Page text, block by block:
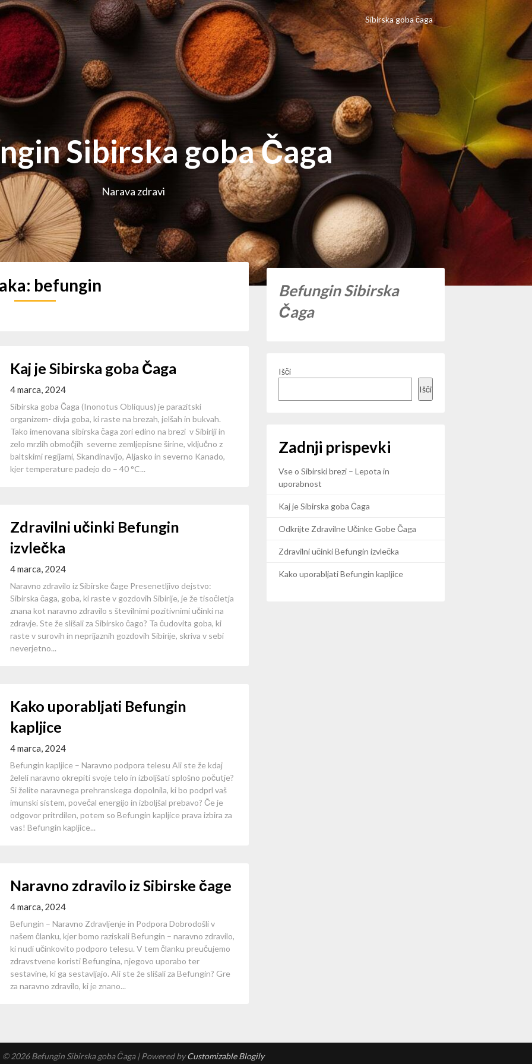
Sibirska goba čaga
Sibirska goba Čaga
Narava zdravi
befungin
Kaj je Sibirska goba Čaga
4 marca, 2024
Sibirska goba Čaga (Inonotus Obliquus) je parazitski
organizem- divja goba, ki raste na brezah, jelšah in bukvah.
Tako imenovana sibirska čaga zori edino na brezi v Sibiriji in
zelo mrzlih območjih severne zemljepisne širine, vključno z
baltskimi regijami, Skandinavijo, Aljasko in severno Kanado,
kjer temperature padejo do – 40 °C...
Zdravilni učinki Befungin
izvlečka
4 marca, 2024
Naravno zdravilo iz Sibirske čage Presenetljivo dejstvo:
Sibirska čaga, goba, ki raste v gozdovih Sibirije, je že tisočletja
znana kot naravno zdravilo s številnimi pozitivnimi učinki na
zdravje. Ste že slišali za Sibirsko čago? Ta čudovita goba, ki
raste v surovih in neprijaznih gozdovih Sibirije, skriva v sebi
neverjetno...
Kako uporabljati Befungin
kapljice
4 marca, 2024
Befungin kapljice – Naravno podpora telesu Ali ste že kdaj
želeli naravno okrepiti svoje telo in izboljšati splošno počutje?
Si želite naravnega prehranskega dopolnila, ki bo podprl vaš
imunski sistem, povečal energijo in izboljšal prebavo? Če je
odgovor pritrdilen, potem so Befungin kapljice prava izbira za
vas! Befungin kapljice...
Naravno zdravilo iz Sibirske čage
4 marca, 2024
Befungin – Naravno Zdravljenje in Podpora Dobrodošli v
našem članku, kjer bomo raziskali Befungin – naravno zdravilo,
ki nudi učinkovito podporo telesu. V tem članku preučujemo
zdravstvene koristi Befungina, njegovo uporabo ter
sestavine, ki ga sestavljajo. Ali ste že slišali za Befungin? Gre
za naravno zdravilo, ki je znano...
Befungin Sibirska
Čaga
Išči
Išči
Zadnji prispevki
Vse o Sibirski brezi – Lepota in
uporabnost
Kaj je Sibirska goba Čaga
Odkrijte Zdravilne Učinke Gobe Čaga
Zdravilni učinki Befungin izvlečka
Kako uporabljati Befungin kapljice
© 2026 Befungin Sibirska goba Čaga | Powered byCustomizable Blogily